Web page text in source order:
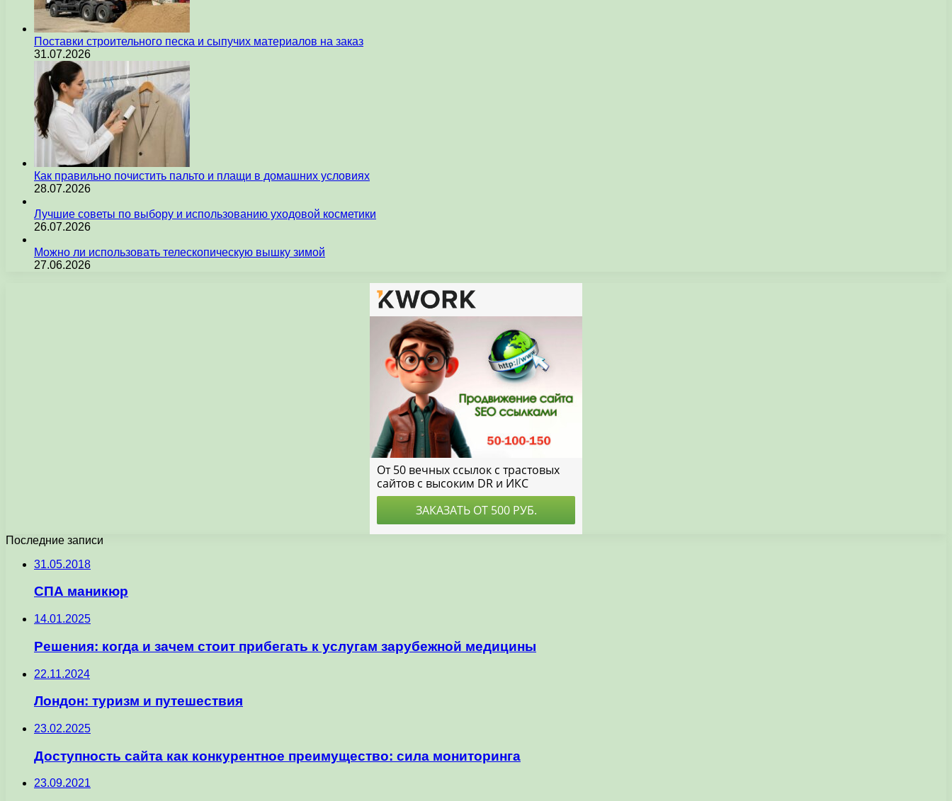
Поставки строительного песка и сыпучих материалов на заказ
31.07.2026
Как правильно почистить пальто и плащи в домашних условиях
28.07.2026
Лучшие советы по выбору и использованию уходовой косметики
26.07.2026
Можно ли использовать телескопическую вышку зимой
27.06.2026
Последние записи
31.05.2018
СПА маникюр
14.01.2025
Решения: когда и зачем стоит прибегать к услугам зарубежной медицины
22.11.2024
Лондон: туризм и путешествия
23.02.2025
Доступность сайта как конкурентное преимущество: сила мониторинга
23.09.2021